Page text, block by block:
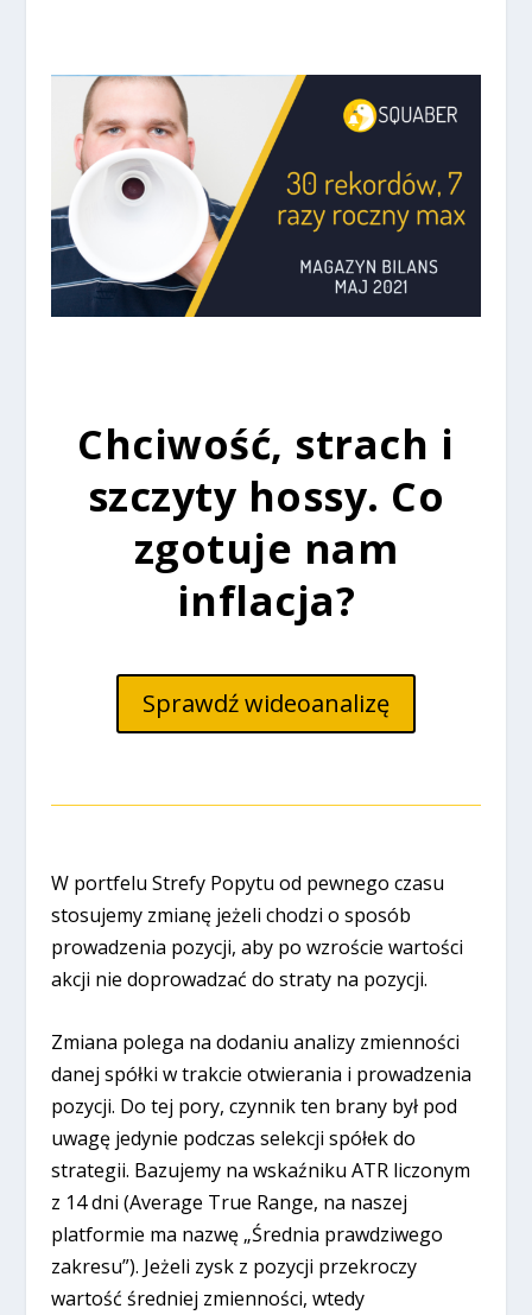
Chciwość, strach i
szczyty hossy. Co
zgotuje nam
inflacja?
Sprawdź wideoanalizę
W portfelu Strefy Popytu od pewnego czasu
stosujemy zmianę jeżeli chodzi o sposób
prowadzenia pozycji, aby po wzroście wartości
akcji nie doprowadzać do straty na pozycji.
Zmiana polega na dodaniu analizy zmienności
danej spółki w trakcie otwierania i prowadzenia
pozycji. Do tej pory, czynnik ten brany był pod
uwagę jedynie podczas selekcji spółek do
strategii. Bazujemy na wskaźniku ATR liczonym
z 14 dni (Average True Range, na naszej
platformie ma nazwę „Średnia prawdziwego
zakresu”). Jeżeli zysk z pozycji przekroczy
wartość średniej zmienności, wtedy